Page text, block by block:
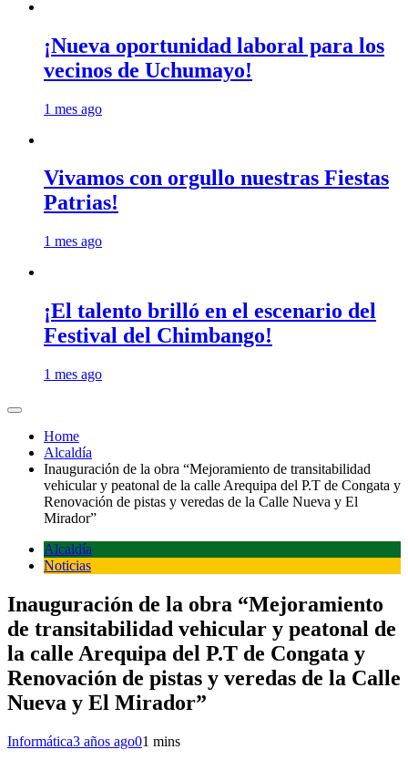
¡Nueva oportunidad laboral para los
vecinos de Uchumayo!
1 mes ago
Vivamos con orgullo nuestras Fiestas
Patrias!
1 mes ago
¡El talento brilló en el escenario del
Festival del Chimbango!
1 mes ago
Home
Alcaldía
Inauguración de la obra “Mejoramiento de transitabilidad
vehicular y peatonal de la calle Arequipa del P.T de Congata y
Renovación de pistas y veredas de la Calle Nueva y El
Mirador”
Alcaldía
Noticias
Inauguración de la obra “Mejoramiento
de transitabilidad vehicular y peatonal de
la calle Arequipa del P.T de Congata y
Renovación de pistas y veredas de la Calle
Nueva y El Mirador”
Informática3 años ago01 mins